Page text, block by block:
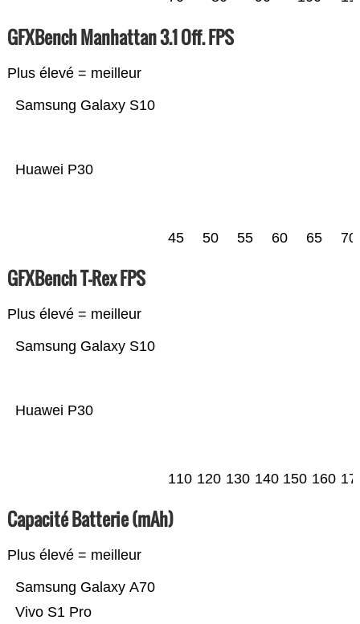
GFXBench Manhattan 3.1 Off. FPS
Plus élevé = meilleur
Huawei P30
Samsung Galaxy S10
45 50 55 60 65 70
GFXBench T-Rex FPS
Plus élevé = meilleur
Huawei P30
Samsung Galaxy S10
110 120 130 140 150 160
Capacité Batterie (mAh)
Plus élevé = meilleur
Vivo S1 Pro
Samsung Galaxy A70